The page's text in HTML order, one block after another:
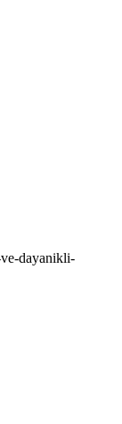
dayanikli-